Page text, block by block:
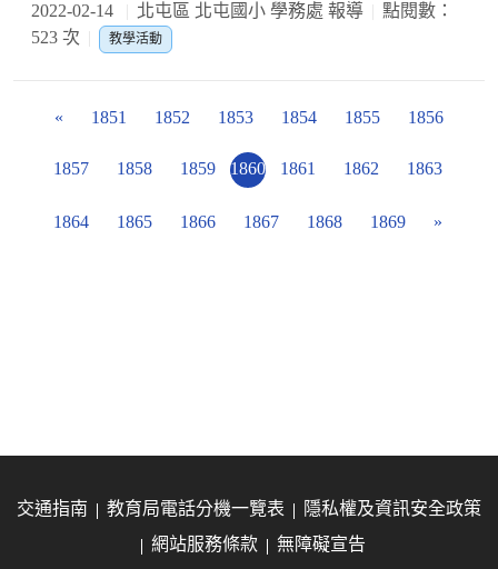
2022-02-14 北屯區 北屯國小 學務處 報導
點閱數：
523 次
教學活動
« 1851 1852 1853 1854 1855 1856
1857 1858 1859 1860 1861 1862 1863
1864 1865 1866 1867 1868 1869 »
交通指南 教育局電話分機一覽表
隱私權及資訊安全政策
網站服務條款
無障礙宣告